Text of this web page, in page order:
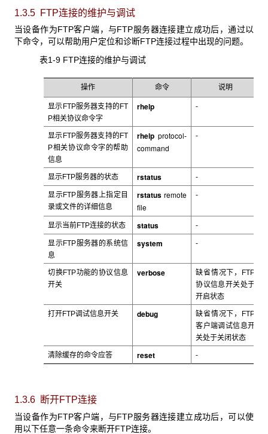
1.3.5 FTP连接的维护与调试
当设备作为FTP客户端，与FTP服务器连接建立成功后，通过以
下命令，可以帮助用户定位和诊断FTP连接过程中出现的问题。
表1-9 FTP连接的维护与调试
操作 命令 说明
显示FTP服务器支持的FT
P相关协议命令字
rhelp -
显示FTP服务器支持的FT
P相关协议命令字的帮助
信息
rhelp protocol-
command
-
显示FTP服务器的状态 rstatus -
显示FTP服务器上指定目
录或文件的详细信息
rstatus remote
file
-
显示当前FTP连接的状态 status -
显示FTP服务器的系统信
息
system -
切换FTP功能的协议信息
开关
verbose
缺省情况下，FTP
协议信息开关处于
开启状态
打开FTP调试信息开关 debug
缺省情况下，FTP
客户端调试信息开
关处于关闭状态
清除缓存的命令应答 reset -
1.3.6 断开FTP连接
当设备作为FTP客户端，与FTP服务器连接建立成功后，可以使
用以下任意一条命令来断开FTP连接。